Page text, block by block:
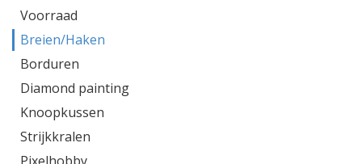
Voorraad
Breien/Haken
Borduren
Diamond painting
Knoopkussen
Strijkkralen